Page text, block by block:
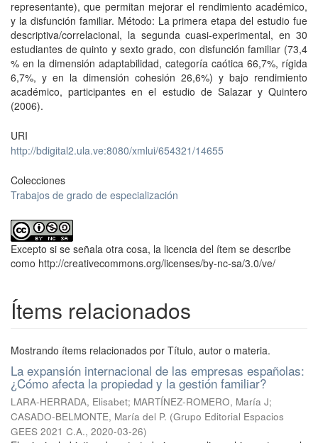
representante), que permitan mejorar el rendimiento académico,
y la disfunción familiar. Método: La primera etapa del estudio fue
descriptiva/correlacional, la segunda cuasi-experimental, en 30
estudiantes de quinto y sexto grado, con disfunción familiar (73,4
% en la dimensión adaptabilidad, categoría caótica 66,7%, rígida
6,7%, y en la dimensión cohesión 26,6%) y bajo rendimiento
académico, participantes en el estudio de Salazar y Quintero
(2006).
URI
http://bdigital2.ula.ve:8080/xmlui/654321/14655
Colecciones
Trabajos de grado de especialización
Excepto si se señala otra cosa, la licencia del ítem se describe
como http://creativecommons.org/licenses/by-nc-sa/3.0/ve/
Ítems relacionados
Mostrando ítems relacionados por Título, autor o materia.
La expansión internacional de las empresas españolas:
¿Cómo afecta la propiedad y la gestión familiar?
LARA-HERRADA, Elisabet; MARTÍNEZ-ROMERO, María J;
CASADO-BELMONTE, María del P. (Grupo Editorial Espacios
GEES 2021 C.A., 2020-03-26)